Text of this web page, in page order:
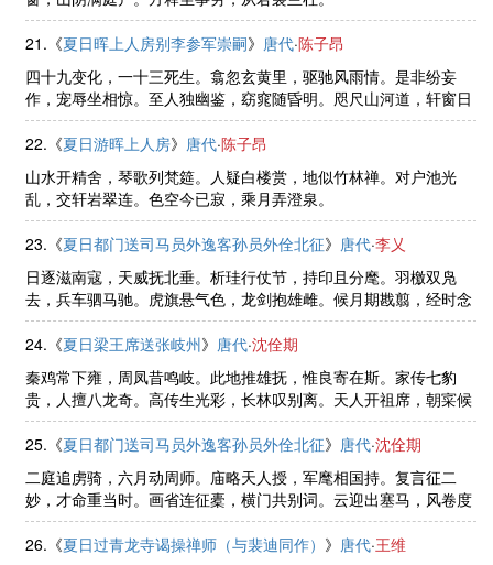
21.《夏日晖上人房别李参军崇嗣》 唐代·陈子昂
四十九变化，一十三死生。翕忽玄黄里，驱驰风雨情。是非纷妄
作，宠辱坐相惊。至人独幽鉴，窈窕随昏明。咫尺山河道，轩窗日
月庭。别离焉足问，悲乐固能并。我辈何为尔，栖皇犹未平。金台
可攀陟，宝界绝将迎。户牖观天 ......
22.《夏日游晖上人房》 唐代·陈子昂
山水开精舍，琴歌列梵筵。人疑白楼赏，地似竹林禅。对户池光
乱，交轩岩翠连。色空今已寂，乘月弄澄泉。
23.《夏日都门送司马员外逸客孙员外佺北征》 唐代·李乂
日逐滋南寇，天威抚北垂。析珪行仗节，持印且分麾。羽檄双凫
去，兵车驷马驰。虎旗悬气色，龙剑抱雄雌。候月期戡翦，经时念
别离。坐闻关陇外，无复引弓儿。
24.《夏日梁王席送张岐州》 唐代·沈佺期
秦鸡常下雍，周凤昔鸣岐。此地推雄抚，惟良寄在斯。家传七豹
贵，人擅八龙奇。高传生光彩，长林叹别离。天人开祖席，朝寀候
征麾。翠帟当郊敞，彤幨向野披。芃芃秋麦盛，苒苒夏条垂。奏计
何时入，台阶望羽仪。
25.《夏日都门送司马员外逸客孙员外佺北征》 唐代·沈佺期
二庭追虏骑，六月动周师。庙略天人授，军麾相国持。复言征二
妙，才命重当时。画省连征橐，横门共别词。云迎出塞马，风卷度
河旗。计日方夷寇，旋闻杕杜诗。
26.《夏日过青龙寺谒操禅师（与裴迪同作） 》 唐代·王维